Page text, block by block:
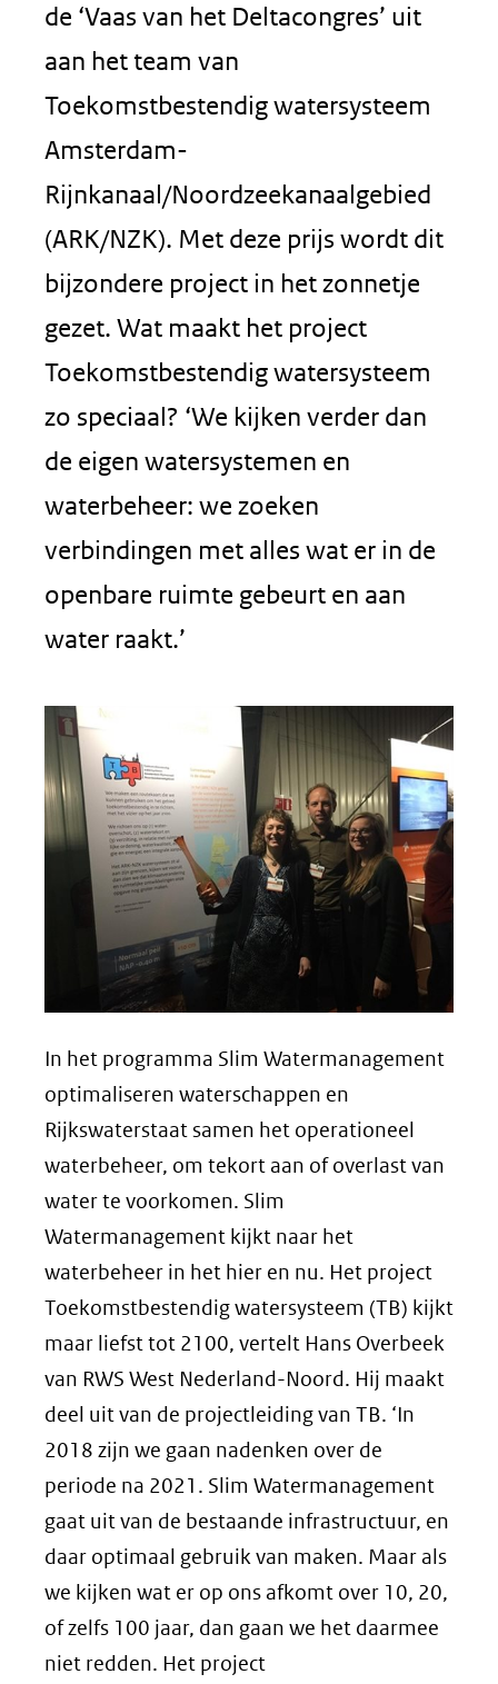
de ‘Vaas van het Deltacongres’ uit
aan het team van
Toekomstbestendig watersysteem
Amsterdam-
Rijnkanaal/Noordzeekanaalgebied
(ARK/NZK). Met deze prijs wordt dit
bijzondere project in het zonnetje
gezet. Wat maakt het project
Toekomstbestendig watersysteem
zo speciaal? ‘We kijken verder dan
de eigen watersystemen en
waterbeheer: we zoeken
verbindingen met alles wat er in de
openbare ruimte gebeurt en aan
water raakt.’
In het programma Slim Watermanagement
optimaliseren waterschappen en
Rijkswaterstaat samen het operationeel
waterbeheer, om tekort aan of overlast van
water te voorkomen. Slim
Watermanagement kijkt naar het
waterbeheer in het hier en nu. Het project
Toekomstbestendig watersysteem (TB) kijkt
maar liefst tot 2100, vertelt Hans Overbeek
van RWS West Nederland-Noord. Hij maakt
deel uit van de projectleiding van TB. ‘In
2018 zijn we gaan nadenken over de
periode na 2021. Slim Watermanagement
gaat uit van de bestaande infrastructuur, en
daar optimaal gebruik van maken. Maar als
we kijken wat er op ons afkomt over 10, 20,
of zelfs 100 jaar, dan gaan we het daarmee
niet redden. Het project